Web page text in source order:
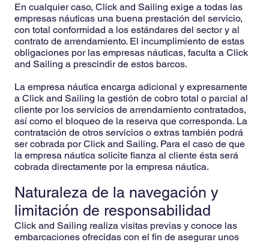
En cualquier caso, Click and Sailing exige a todas las
empresas náuticas una buena prestación del servicio,
con total conformidad a los estándares del sector y al
contrato de arrendamiento. El incumplimiento de estas
obligaciones por las empresas náuticas, faculta a Click
and Sailing a prescindir de estos barcos.
La empresa náutica encarga adicional y expresamente
a Click and Sailing la gestión de cobro total o parcial al
cliente por los servicios de arrendamiento contratados,
así como el bloqueo de la reserva que corresponda. La
contratación de otros servicios o extras también podrá
ser cobrada por Click and Sailing. Para el caso de que
la empresa náutica solicite fianza al cliente ésta será
cobrada directamente por la empresa náutica.
Naturaleza de la navegación y
limitación de responsabilidad
Click and Sailing realiza visitas previas y conoce las
embarcaciones ofrecidas con el fin de asegurar unos